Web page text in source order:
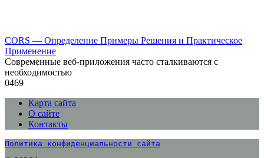
CORS — Определение Примеры Решения и Практическое
Применение
Современные веб-приложения часто сталкиваются с
необходимостью
0469
Карта сайта
О сайте
Контакты
Политика конфиденциальности сайта